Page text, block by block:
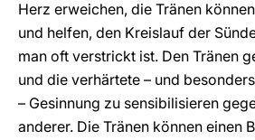
Herz erweichen, die Tränen
und helfen, den Kreislauf der
man oft verstrickt ist. Den Tränen
und die verhärtete – und
– Gesinnung zu sensibilisieren
anderer. Die Tränen können einen